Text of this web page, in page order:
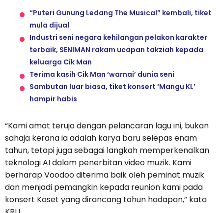
“Puteri Gunung Ledang The Musical” kembali, tiket
mula dijual
Industri seni negara kehilangan pelakon karakter
terbaik, SENIMAN rakam ucapan takziah kepada
keluarga Cik Man
Terima kasih Cik Man ‘warnai’ dunia seni
Sambutan luar biasa, tiket konsert ‘Mangu KL’
hampir habis
“Kami amat teruja dengan pelancaran lagu ini, bukan
sahaja kerana ia adalah karya baru selepas enam
tahun, tetapi juga sebagai langkah memperkenalkan
teknologi AI dalam penerbitan video muzik. Kami
berharap Voodoo diterima baik oleh peminat muzik
dan menjadi pemangkin kepada reunion kami pada
konsert Kaset yang dirancang tahun hadapan,” kata